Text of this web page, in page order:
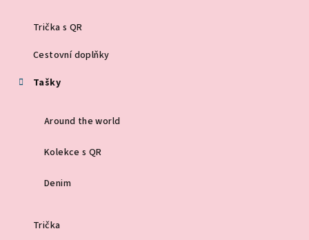
Trička s QR
Cestovní doplňky
Tašky
Around the world
Kolekce s QR
Denim
Trička